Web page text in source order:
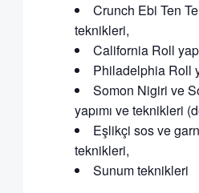
Crunch Ebi Ten
teknikleri,
California Roll
Philadelphia Roll
Somon Nigiri ve
yapımı ve teknikleri
Eşlikçi sos ve
teknikleri,
Sunum teknikleri